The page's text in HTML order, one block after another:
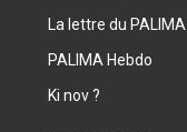
La lettre du PALIMA
PALIMA Hebdo
Ki nov ?